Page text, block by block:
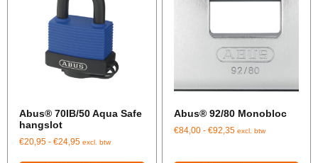
Abus® 70IB/50 Aqua Safe
hangslot
€20,95 - €24,95 excl. btw
Abus® 92/80 Monobloc
€84,00 - €92,35 excl. btw